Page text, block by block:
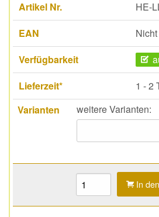
Artikel Nr.
HE-
EAN
Verfügbarkeit
Lieferzeit*
1 - 2
Varianten
weitere Varianten:
In